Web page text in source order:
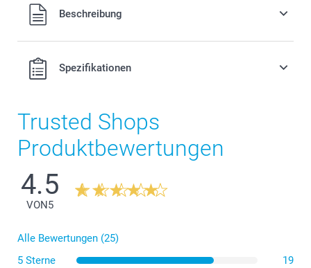
Alle Preise verstehen sich in EURO (€) inkl. MwSt. und zzgl.
Versandkosten.Beschreibung
Spezifikationen
Trusted Shops
Produktbewertungen
4.5
VON5
Alle Bewertungen (25)
5 Sterne
19